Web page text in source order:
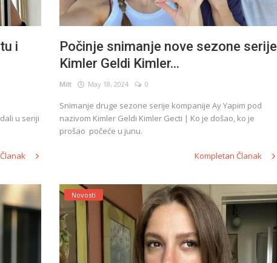
i
u seriji
Počinje snimanje nove sezone serije
Kimler Geldi Kimler...
Milt May 18, 2024 0
Snimanje druge sezone serije kompanije Ay Yapim pod
nazivom Kimler Geldi Kimler Gecti | Ko je došao, ko je
prošao počeće u junu.
Kompletan Članak
Novosti